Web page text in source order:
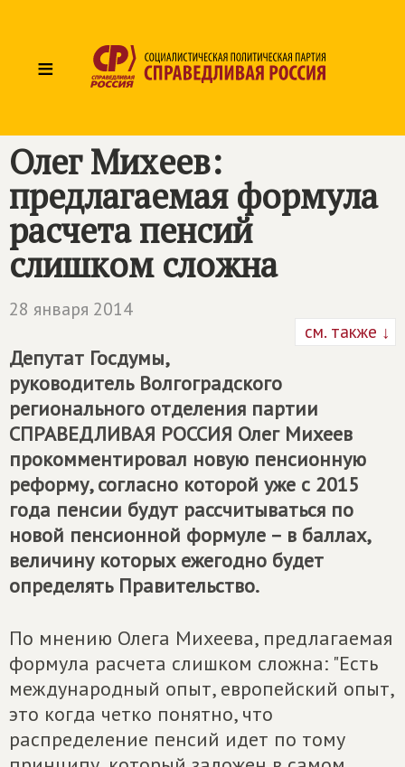
≡
Олег Михеев:
предлагаемая формула
расчета пенсий
слишком сложна
28 января 2014
см. также ↓
Депутат Госдумы,
руководитель Волгоградского
регионального отделения партии
СПРАВЕДЛИВАЯ РОССИЯ Олег Михеев
прокомментировал новую пенсионную
реформу, согласно которой уже с 2015
года пенсии будут рассчитываться по
новой пенсионной формуле – в баллах,
величину которых ежегодно будет
определять Правительство.
По мнению Олега Михеева, предлагаемая
формула расчета слишком сложна: "Есть
международный опыт, европейский опыт,
это когда четко понятно, что
распределение пенсий идет по тому